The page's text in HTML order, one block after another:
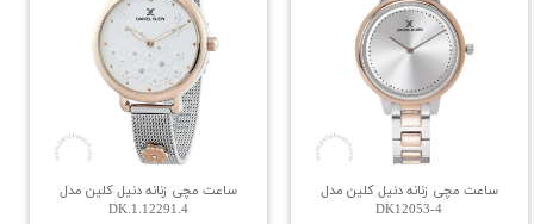
ساعت مچی زنانه دنیل کلین مدل
DK12053-4
ساعت مچی زنانه دنیل کلین مدل
DK.1.12291.4